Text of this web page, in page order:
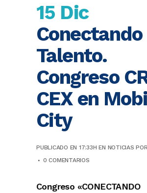
15 Dic
Conectando
Talento.
Congreso
CEX en
City
PUBLICADO EN 17:33H EN NOTICIAS
0 COMENTARIOS
Congreso «CONECTANDO